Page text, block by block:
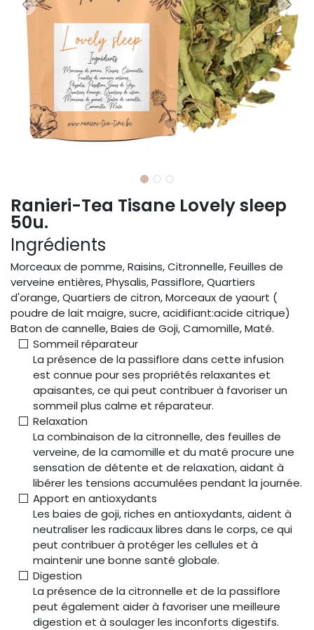
Ranieri-Tea Tisane Lovely sleep
50u.
Ingrédients
Morceaux de pomme, Raisins, Citronnelle, Feuilles de
verveine entières, Physalis, Passiflore, Quartiers
d'orange, Quartiers de citron, Morceaux de yaourt (
poudre de lait maigre, sucre, acidifiant:acide citrique)
Baton de cannelle, Baies de Goji, Camomille, Maté.
Sommeil réparateur
La présence de la passiflore dans cette infusion
est connue pour ses propriétés relaxantes et
apaisantes, ce qui peut contribuer à favoriser un
sommeil plus calme et réparateur.
Relaxation
La combinaison de la citronnelle, des feuilles de
verveine, de la camomille et du maté procure une
sensation de détente et de relaxation, aidant à
libérer les tensions accumulées pendant la journée.
Apport en antioxydants
Les baies de goji, riches en antioxydants, aident à
neutraliser les radicaux libres dans le corps, ce qui
peut contribuer à protéger les cellules et à
maintenir une bonne santé globale.
Digestion
La présence de la citronnelle et de la passiflore
peut également aider à favoriser une meilleure
digestion et à soulager les inconforts digestifs.